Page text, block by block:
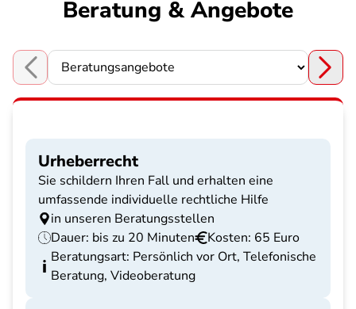
Beratung & Angebote
Choose a section
Urheberrecht
Sie schildern Ihren Fall und erhalten eine
umfassende individuelle rechtliche Hilfe
in unseren Beratungsstellen
Dauer: bis zu 20 Minuten
Kosten: 65 Euro
Beratungsart: Persönlich vor Ort, Telefonische
Beratung, Videoberatung